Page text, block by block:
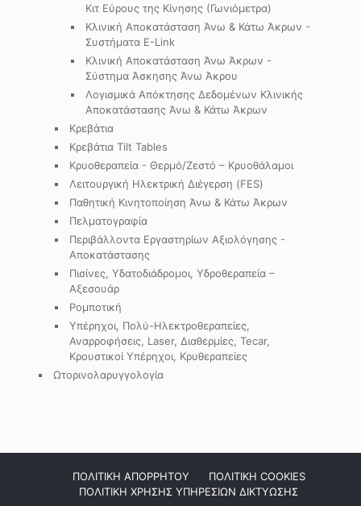
Κιτ Εύρους της Κίνησης (Γωνιόμετρα)
Κλινική Αποκατάσταση Άνω & Κάτω Άκρων -
Συστήματα E-Link
Κλινική Αποκατάσταση Άνω Άκρων -
Σύστημα Άσκησης Άνω Άκρου
Λογισμικά Απόκτησης Δεδομένων Κλινικής
Αποκατάστασης Άνω & Κάτω Άκρων
Κρεβάτια
Κρεβάτια Tilt Tables
Κρυοθεραπεία - Θερμό/Ζεστό – Κρυοθάλαμοι
Λειτουργική Ηλεκτρική Διέγερση (FES)
Παθητική Κινητοποίηση Άνω & Κάτω Άκρων
Πελματογραφία
Περιβάλλοντα Εργαστηρίων Αξιολόγησης -
Αποκατάστασης
Πισίνες, Υδατοδιάδρομοι, Υδροθεραπεία –
Αξεσουάρ
Ρομποτική
Υπέρηχοι, Πολύ-Ηλεκτροθεραπείες,
Αναρροφήσεις, Laser, Διαθερμίες, Tecar,
Κρουστικοί Υπέρηχοι, Κρυθεραπείες
Ωτορινολαρυγγολογία
ΠΟΛΙΤΙΚΗ ΑΠΟΡΡΗΤΟΥ
ΠΟΛΙΤΙΚΗ COOKIES
ΠΟΛΙΤΙΚΗ ΧΡΗΣΗΣ ΥΠΗΡΕΣΙΩΝ ΔΙΚΤΥΩΣΗΣ